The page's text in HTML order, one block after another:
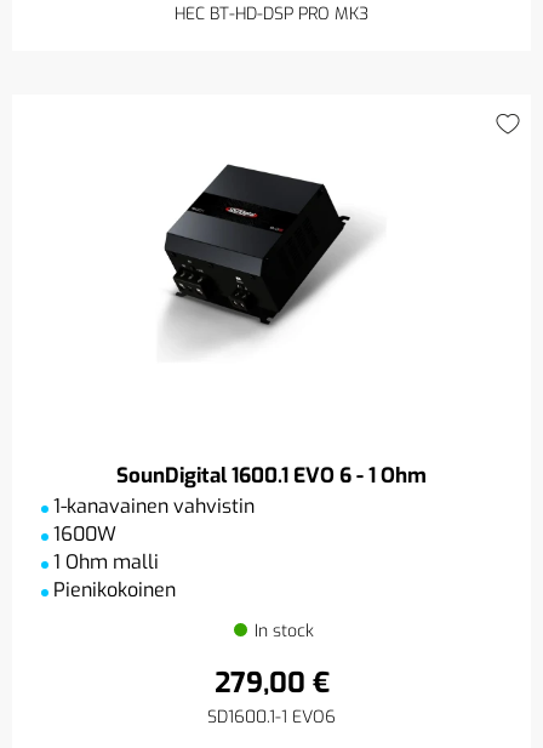
HEC BT-HD-DSP PRO MK3
SounDigital 1600.1 EVO 6 - 1 Ohm
1-kanavainen vahvistin
1600W
1 Ohm malli
Pienikokoinen
In stock
279,00 €
SD1600.1-1 EVO6